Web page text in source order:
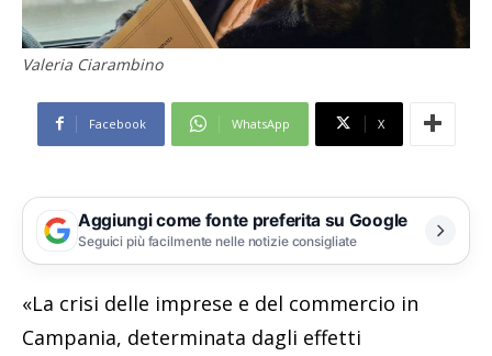
Valeria Ciarambino
Facebook WhatsApp X
Aggiungi come fonte preferita su Google
Seguici più facilmente nelle notizie consigliate
«La crisi delle imprese e del commercio in
Campania, determinata dagli effetti